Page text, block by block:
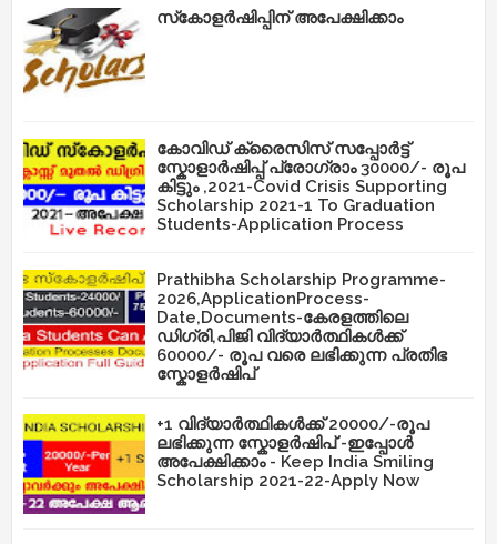
സ്‌കോളർഷിപ്പിന് അപേക്ഷിക്കാം
കോവിഡ് ക്രൈസിസ് സപ്പോർട്ട്
സ്കോളാർഷിപ്പ് പ്രോഗ്രാം 30000/- രൂപ
കിട്ടും ,2021-Covid Crisis Supporting
Scholarship 2021-1 To Graduation
Students-Application Process
Prathibha Scholarship Programme-
2026,ApplicationProcess-
Date,Documents-കേരളത്തിലെ
ഡിഗ്രി,പിജി വിദ്യാർത്ഥികൾക്ക്
60000/- രൂപ വരെ ലഭിക്കുന്ന പ്രതിഭ
സ്കോളർഷിപ്
+1 വിദ്യാർത്ഥികൾക്ക് 20000/-രൂപ
ലഭിക്കുന്ന സ്കോളർഷിപ് -ഇപ്പോൾ
അപേക്ഷിക്കാം - Keep India Smiling
Scholarship 2021-22-Apply Now